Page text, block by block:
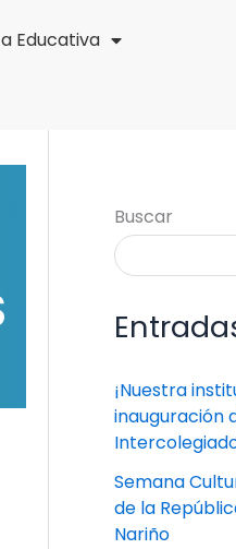
Educativa
Buscar
¡Nuestra
inauguración
Semana
de la
Nariño